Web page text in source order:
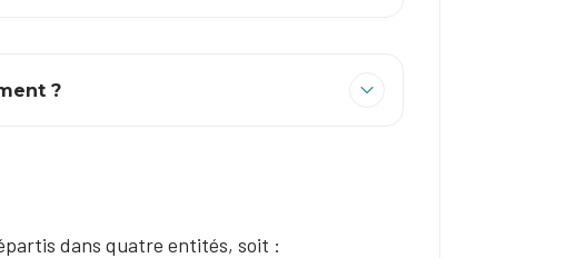
?
dans quatre entités, soit :